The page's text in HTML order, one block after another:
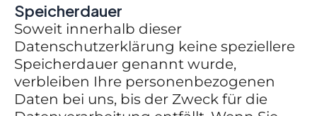
Speicherdauer
Soweit innerhalb dieser
Datenschutzerklärung keine speziellere
Speicherdauer genannt wurde,
verbleiben Ihre personenbezogenen
Daten bei uns, bis der Zweck für die